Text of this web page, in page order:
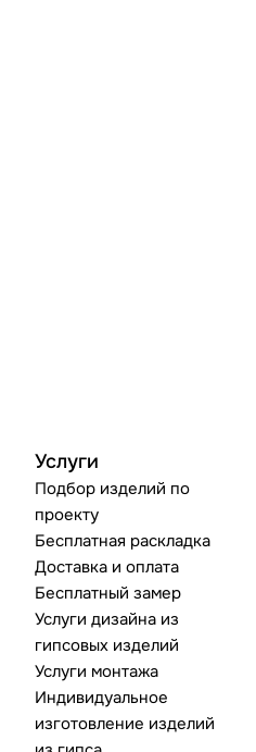
Услуги
Подбор изделий по
проекту
Бесплатная раскладка
Доставка и оплата
Бесплатный замер
Услуги дизайна из
гипсовых изделий
Услуги монтажа
Индивидуальное
изготовление изделий